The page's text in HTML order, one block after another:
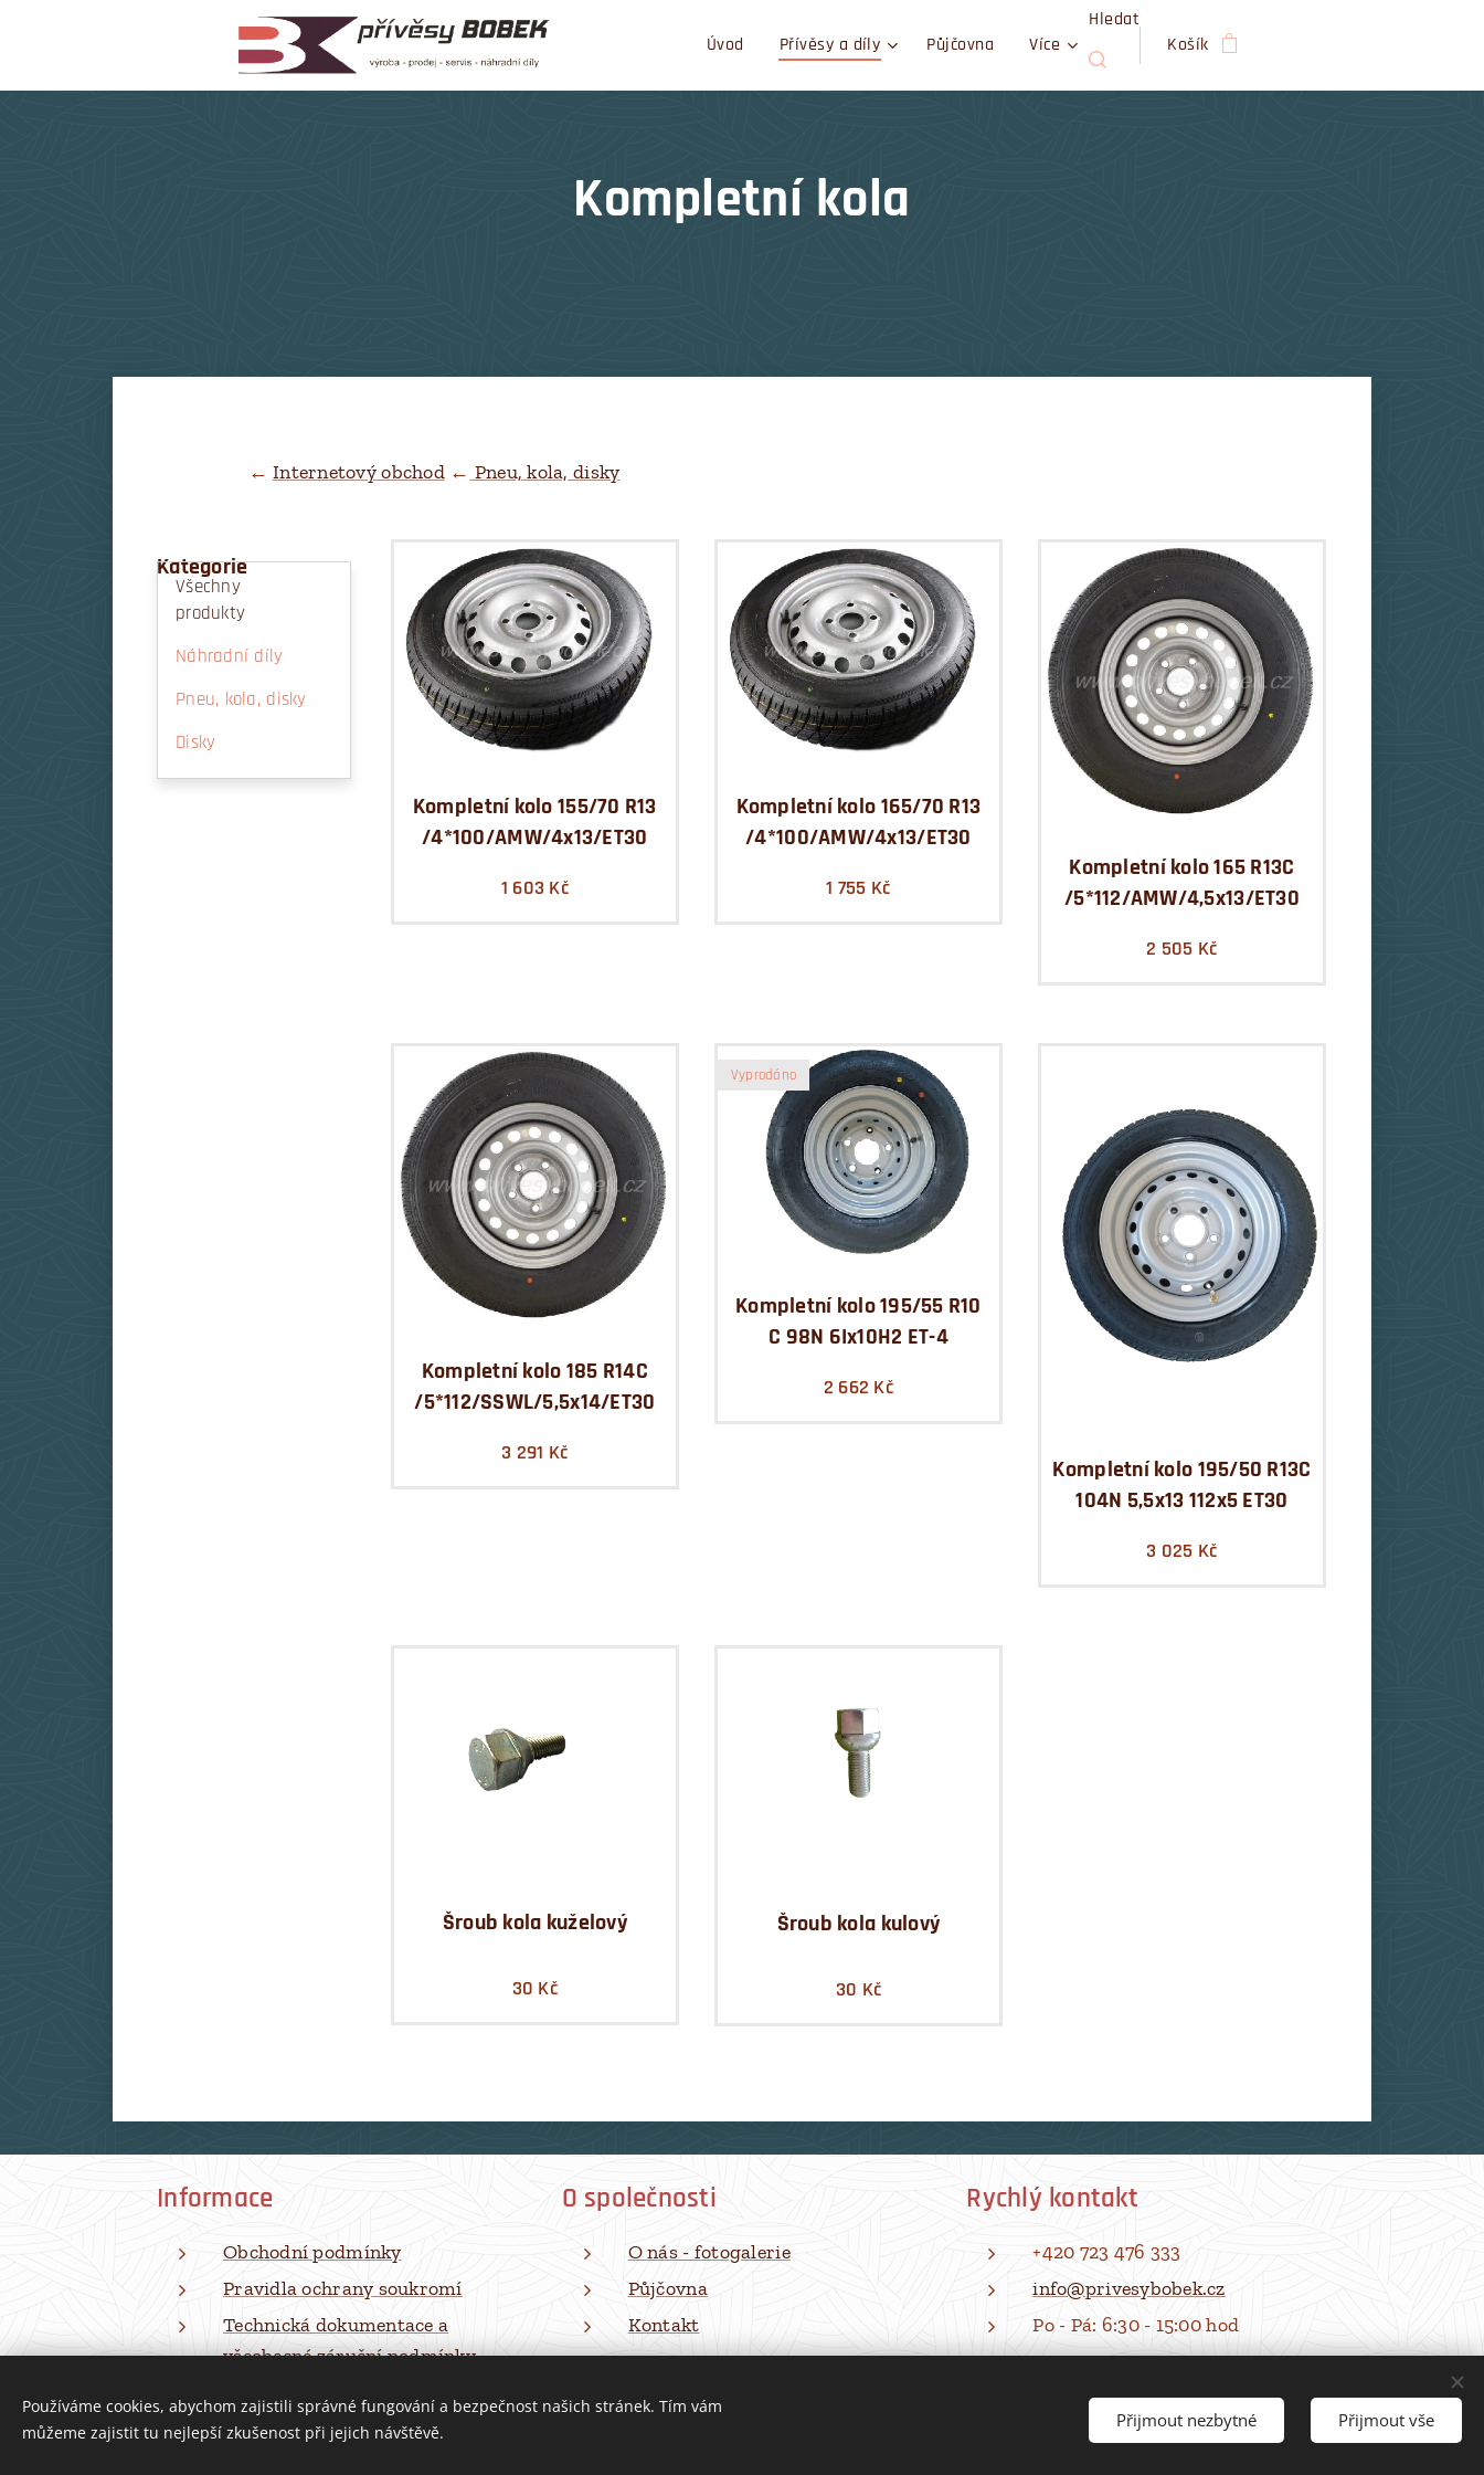
Úvod Přívěsy a díly Půjčovna Více
Hledat
Košík
Kompletní kola
←Internetový obchod← Pneu, kola, disky
Kategorie
Všechny
produkty
Náhradní díly
Pneu, kola, disky
Disky
Kompletní kolo 155/70 R13
/4*100/AMW/4x13/ET30
1 603 Kč
Kompletní kolo 165/70 R13
/4*100/AMW/4x13/ET30
1 755 Kč
Kompletní kolo 165 R13C
/5*112/AMW/4,5x13/ET30
2 505 Kč
Kompletní kolo 185 R14C
/5*112/SSWL/5,5x14/ET30
3 291 Kč
Kompletní kolo 195/55 R10
C 98N 6Ix10H2 ET-4
Vyprodáno
2 662 Kč
Kompletní kolo 195/50 R13C
104N 5,5x13 112x5 ET30
3 025 Kč
Šroub kola kuželový
30 Kč
Šroub kola kulový
30 Kč
Informace
Obchodní podmínky
Pravidla ochrany soukromí
Technická dokumentace a
všeobecné záruční podmínky
O společnosti
O nás - fotogalerie
Půjčovna
Kontakt
Rychlý kontakt
+420 723 476 333
info@privesybobek.cz
Po - Pá: 6:30 - 15:00 hod
Používáme cookies, abychom zajistili správné fungování a bezpečnost našich stránek. Tím vám
můžeme zajistit tu nejlepší zkušenost při jejich návštěvě.
Přijmout nezbytné Přijmout vše